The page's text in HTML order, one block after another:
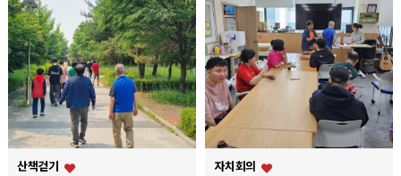
산책걷기 자치회의